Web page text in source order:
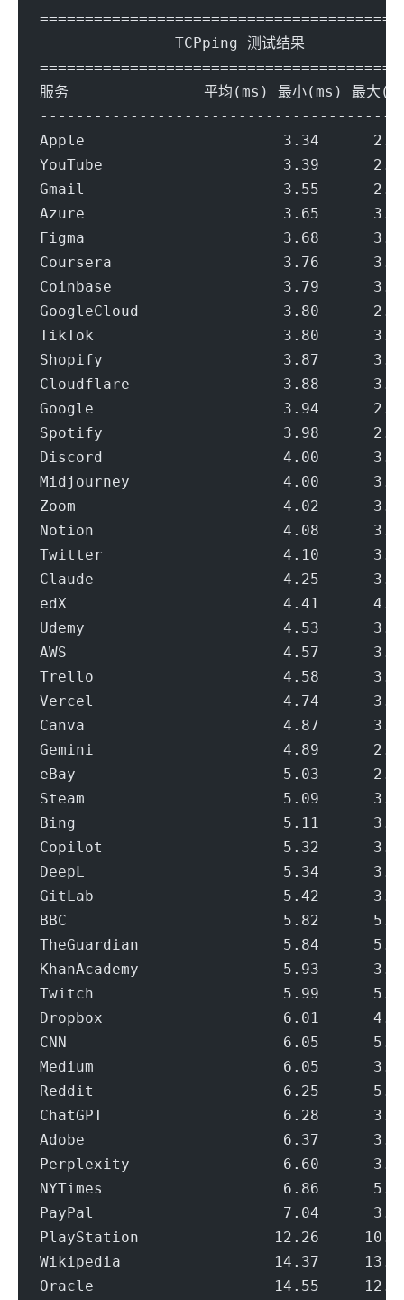
               TCPping 测试结果
服务               平均(ms) 最小(ms) 最大
Apple                      3.34
YouTube                    3.39
Gmail                      3.55
Azure                      3.65
Figma                      3.68
Coursera                   3.76
Coinbase                   3.79
GoogleCloud                3.80
TikTok                     3.80
Shopify                    3.87
Cloudflare                 3.88
Google                     3.94
Spotify                    3.98
Discord                    4.00
Midjourney                 4.00
Zoom                       4.02
Notion                     4.08
Twitter                    4.10
Claude                     4.25
edX                        4.41
Udemy                      4.53
AWS                        4.57
Trello                     4.58
Vercel                     4.74
Canva                      4.87
Gemini                     4.89
eBay                       5.03
Steam                      5.09
Bing                       5.11
Copilot                    5.32
DeepL                      5.34
GitLab                     5.42
BBC                        5.82
TheGuardian                5.84
KhanAcademy                5.93
Twitch                     5.99
Dropbox                    6.01
CNN                        6.05
Medium                     6.05
Reddit                     6.25
ChatGPT                    6.28
Adobe                      6.37
Perplexity                 6.60
NYTimes                    6.86
PayPal                     7.04
PlayStation               12.26
Wikipedia                 14.37
Oracle                    14.55